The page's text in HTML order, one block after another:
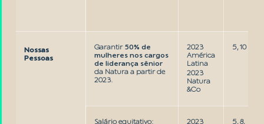
Nossas
Pessoas
Garantir 50% de
mulheres nos cargos
de liderança sênior
da Natura a partir de
2023.
2023
América
Latina
2023
Natura
&Co
5, 10
Salário equitativo:
2023
5, 8,